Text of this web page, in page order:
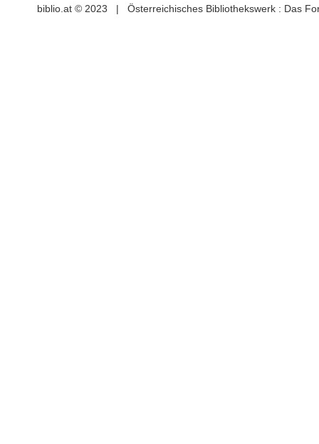
biblio.at © 2023 | Österreichisches Bibliothekswerk : Das